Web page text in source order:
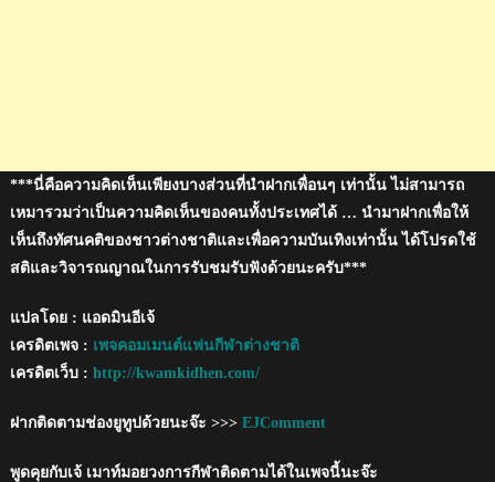
***นี่คือความคิดเห็นเพียงบางส่วนที่นำฝากเพื่อนๆ เท่านั้น ไม่สามารถ
เหมารวมว่าเป็นความคิดเห็นของคนทั้งประเทศได้ … นำมาฝากเพื่อให้
เห็นถึงทัศนคติของชาวต่างชาติและเพื่อความบันเทิงเท่านั้น ได้โปรดใช้
สติและวิจารณญาณในการรับชมรับฟังด้วยนะครับ***
แปลโดย : แอดมินอีเจ้
เครดิตเพจ : เพจคอมเมนต์แฟนกีฬาต่างชาติ
เครดิตเว็บ : http://kwamkidhen.com/
ฝากติดตามช่องยูทูปด้วยนะจ๊ะ >>> EJComment
พูดคุยกับเจ้ เมาท์มอยวงการกีฬาติดตามได้ในเพจนี้นะจ๊ะ